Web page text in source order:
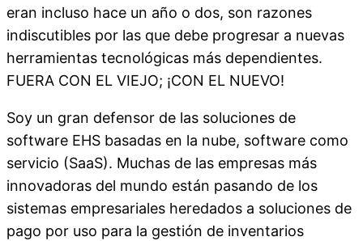
eran incluso hace un año o dos, son razones
indiscutibles por las que debe progresar a nuevas
herramientas tecnológicas más dependientes.
FUERA CON EL VIEJO; ¡CON EL NUEVO!
Soy un gran defensor de las soluciones de
software EHS basadas en la nube, software como
servicio (SaaS). Muchas de las empresas más
innovadoras del mundo están pasando de los
sistemas empresariales heredados a soluciones de
pago por uso para la gestión de inventarios